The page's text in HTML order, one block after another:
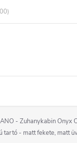
Szerződési
- Zuhanykabin Onyx
tartó - matt fekete, matt